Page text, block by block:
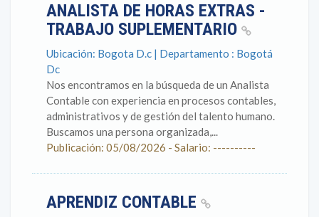
ANALISTA DE HORAS EXTRAS -
TRABAJO SUPLEMENTARIO
Ubicación: Bogota D.c | Departamento : Bogotá
Dc
Nos encontramos en la búsqueda de un Analista
Contable con experiencia en procesos contables,
administrativos y de gestión del talento humano.
Buscamos una persona organizada,...
Publicación: 05/08/2026 - Salario: ----------
APRENDIZ CONTABLE